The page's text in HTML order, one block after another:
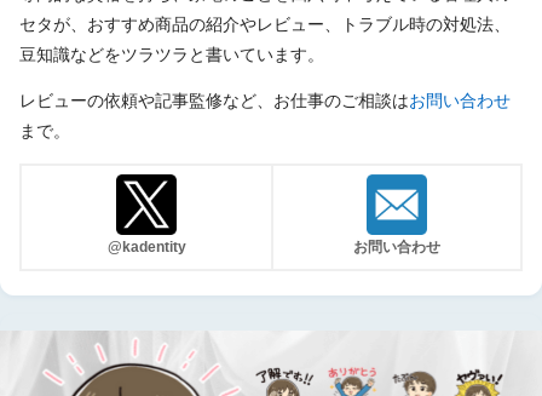
セタが、おすすめ商品の紹介やレビュー、トラブル時の対処法、
豆知識などをツラツラと書いています。
レビューの依頼や記事監修など、お仕事のご相談はお問い合わせ
まで。
@kadentity お問い合わせ